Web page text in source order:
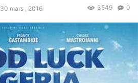
30 mars , 2016 0
3549